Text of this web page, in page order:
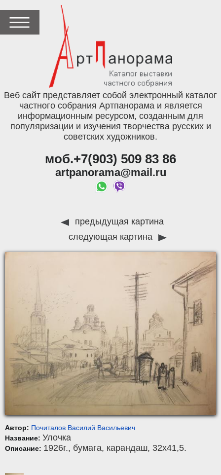
Веб сайт представляет собой электронный каталог
частного собрания Артпанорама и является
информационным ресурсом, созданным для
популяризации и изучения творчества русских и
советских художников.
моб.+7(903) 509 83 86
artpanorama@mail.ru
предыдущая картина
следующая картина
Автор: Почиталов Василий Васильевич
Название: Улочка
Описание: 1926г., бумага, карандаш, 32x41,5.